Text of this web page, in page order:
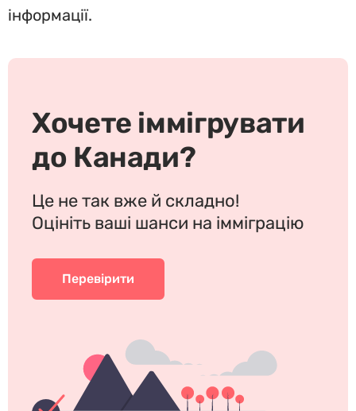
інформації.
Хочете іммігрувати
до Канади?
Це не так вже й складно!
Оцініть ваші шанси на імміграцію
Перевірити